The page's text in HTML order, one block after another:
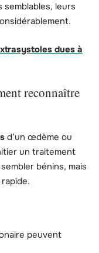
leurs
dues à
reconnaître
d’un œdème ou
un traitement
bénins, mais
peuvent